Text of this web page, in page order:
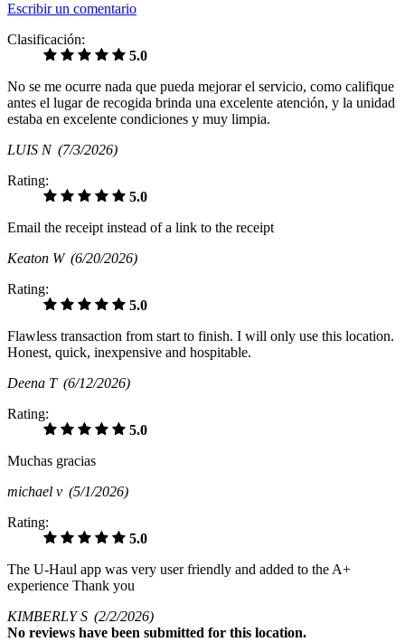
Escribir un comentario
Clasificación:
5.0
No se me ocurre nada que pueda mejorar el servicio, como califique
antes el lugar de recogida brinda una excelente atención, y la unidad
estaba en excelente condiciones y muy limpia.
LUIS N (7/3/2026)
Rating:
5.0
Email the receipt instead of a link to the receipt
Keaton W (6/20/2026)
Rating:
5.0
Flawless transaction from start to finish. I will only use this location.
Honest, quick, inexpensive and hospitable.
Deena T (6/12/2026)
Rating:
5.0
Muchas gracias
michael v (5/1/2026)
Rating:
5.0
The U-Haul app was very user friendly and added to the A+
experience Thank you
KIMBERLY S (2/2/2026)
No reviews have been submitted for this location.